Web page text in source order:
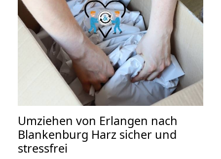
Umziehen von Erlangen nach
Blankenburg Harz sicher und
stressfrei